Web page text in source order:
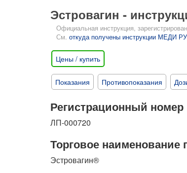
Эстровагин -
Официальная инструкция,
См. откуда получены инструкции МЕДИ РУ
Цены / купить
Показания Противопоказания
Регистрационный номер
ЛП-000720
Торговое наименование
Эстровагин®